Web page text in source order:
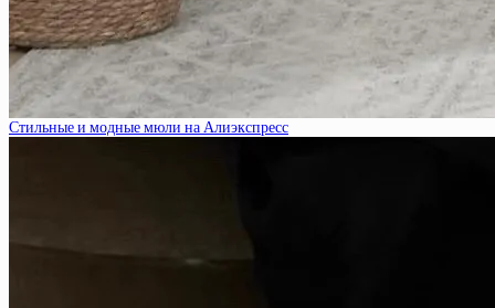
Стильные и модные мюли на Алиэкспресс